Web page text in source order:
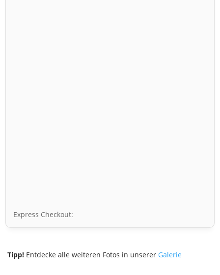
Express Checkout:
Tipp! Entdecke alle weiteren Fotos in unserer Galerie